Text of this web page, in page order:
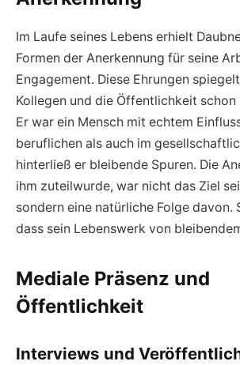
Im Laufe seines Lebens erhielt
Formen der Anerkennung für seine
Engagement. Diese Ehrungen
Kollegen und die Öffentlichkeit schon
Er war ein Mensch mit echtem
beruflichen als auch im
hinterließ er bleibende Spuren. Die
ihm zuteilwurde, war nicht das Ziel
sondern eine natürliche Folge davon.
dass sein Lebenswerk von
Mediale Präsenz und
Öffentlichkeit
Interviews und